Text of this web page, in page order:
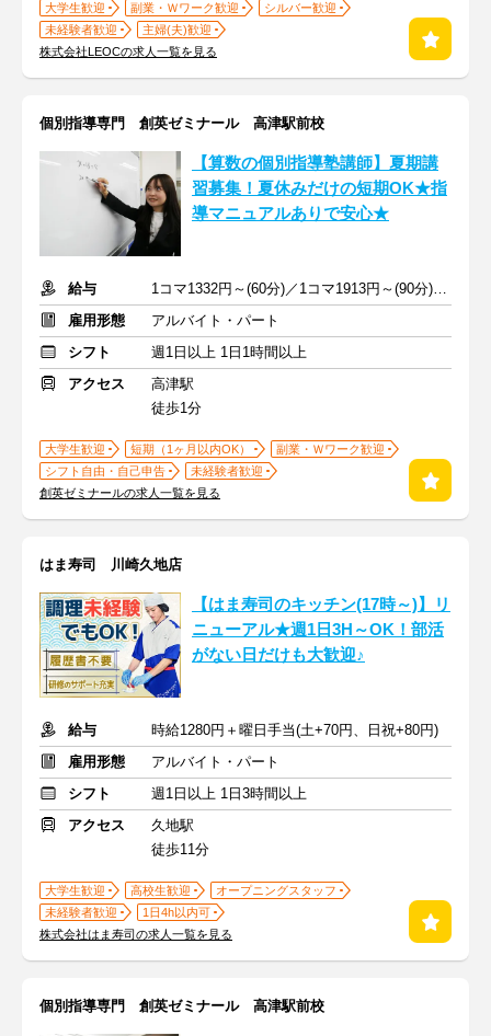
大学生歓迎 副業・Ｗワーク歓迎
シルバー歓迎
未経験者歓迎
主婦(夫)歓迎
株式会社LEOCの求人一覧を見る
個別指導専門 創英ゼミナール 高津駅前校
【算数の個別指導塾講師】夏期講
習募集！夏休みだけの短期OK★指
導マニュアルありで安心★
給与
1コマ1332円～(60分)／1コマ1913円～(90分) ※準備報告手当込み
雇用形態
アルバイト・パート
シフト
週1日以上 1日1時間以上
アクセス
高津駅
徒歩1分
大学生歓迎 短期（1ヶ月以内OK）
副業・Ｗワーク歓迎
シフト自由・自己申告
未経験者歓迎
創英ゼミナールの求人一覧を見る
はま寿司 川崎久地店
【はま寿司のキッチン(17時～)】リ
ニューアル★週1日3H～OK！部活
がない日だけも大歓迎♪
給与
時給1280円＋曜日手当(土+70円、日祝+80円)
雇用形態
アルバイト・パート
シフト
週1日以上 1日3時間以上
アクセス
久地駅
徒歩11分
大学生歓迎 高校生歓迎
オープニングスタッフ
未経験者歓迎
1日4h以内可
株式会社はま寿司の求人一覧を見る
個別指導専門 創英ゼミナール 高津駅前校